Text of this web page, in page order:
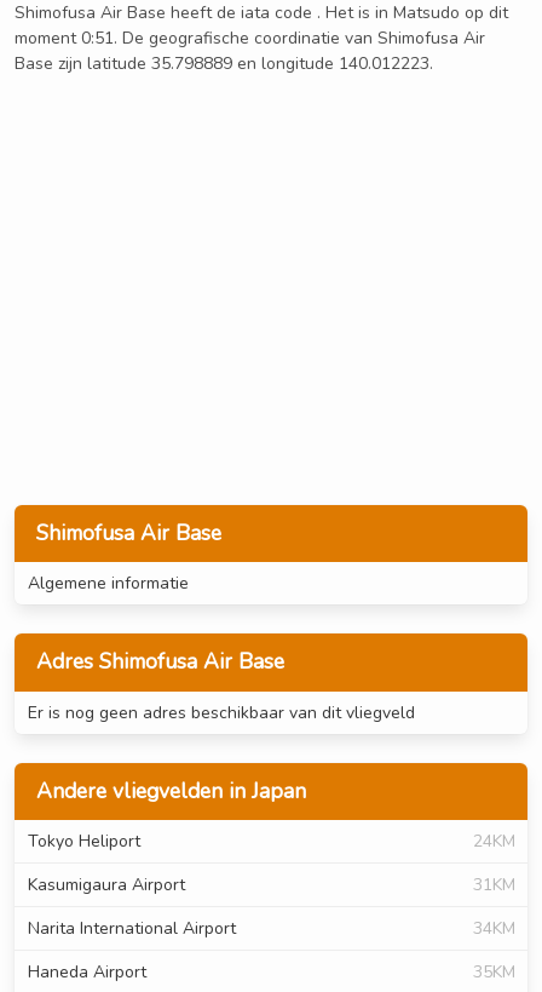
Shimofusa Air Base
Algemene informatie
Adres Shimofusa Air Base
Er is nog geen adres beschikbaar van dit vliegveld
Andere vliegvelden in Japan
Tokyo Heliport
24KM
Kasumigaura Airport
31KM
Narita International Airport
34KM
Haneda Airport
35KM
Shimofusa Air Base heeft de iata code . Het is in Matsudo op dit
moment 0:51. De geografische coordinatie van Shimofusa Air
Base zijn latitude 35.798889 en longitude 140.012223.